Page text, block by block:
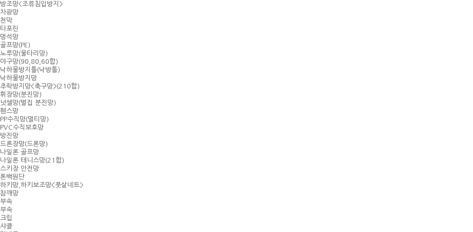
방조망<조류침입방지>
차광망
천막
타포린
멍석망
골프망(PE)
노루망(울타리망)
야구망(90,80,60합)
낙하물방지틀(낙방틀)
낙하물방지망
추락방지망<축구망>(210합)
휘장망(분진망)
넛셀망(벌집 분진망)
휀스망
PP수직망(멀티망)
PVC수직보호망
방진망
드론장망(드론망)
나일론 골프망
나일론 테니스망(21합)
스키장 안전망
톤백원단
하키망,하키보조망<풋살네트>
참깨망
부속
부속
크립
샤클